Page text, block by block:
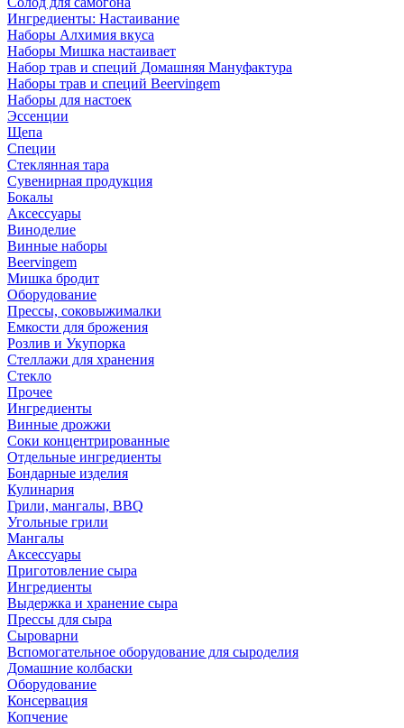
Ингредиенты: Настаивание
Наборы Алхимия вкуса
Наборы Мишка настаивает
Набор трав и специй Домашняя Мануфактура
Наборы трав и специй Beervingem
Наборы для настоек
Эссенции
Щепа
Специи
Стеклянная тара
Сувенирная продукция
Бокалы
Аксессуары
Виноделие
Винные наборы
Beervingem
Мишка бродит
Оборудование
Прессы, соковыжималки
Емкости для брожения
Розлив и Укупорка
Стеллажи для хранения
Стекло
Прочее
Ингредиенты
Винные дрожжи
Соки концентрированные
Отдельные ингредиенты
Бондарные изделия
Кулинария
Грили, мангалы, BBQ
Угольные грили
Мангалы
Аксессуары
Приготовление сыра
Ингредиенты
Выдержка и хранение сыра
Прессы для сыра
Сыроварни
Вспомогательное оборудование для сыроделия
Домашние колбаски
Оборудование
Консервация
Копчение